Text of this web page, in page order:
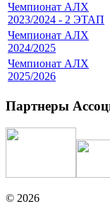
Чемпионат АЛХ
2023/2024 - 2 ЭТАП
Чемпионат АЛХ
2024/2025
Чемпионат АЛХ
2025/2026
Партнеры
© 2026